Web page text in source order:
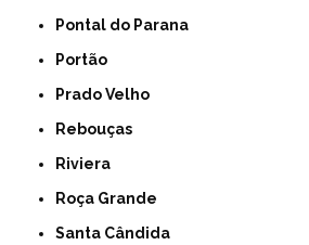
Pontal do Parana
Portão
Prado Velho
Rebouças
Riviera
Roça Grande
Santa Cândida